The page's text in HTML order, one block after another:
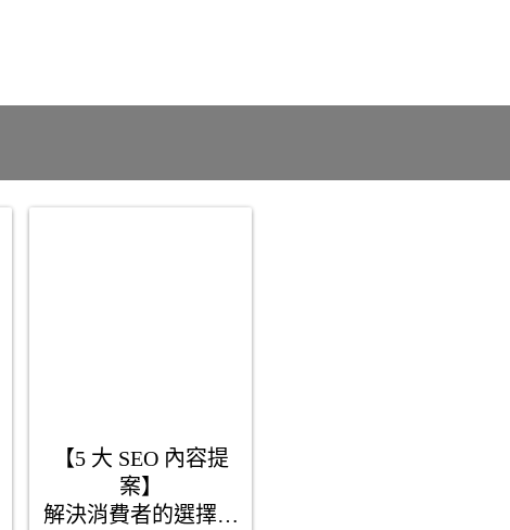
【5 大 SEO 內容提
案】
解決消費者的選擇障